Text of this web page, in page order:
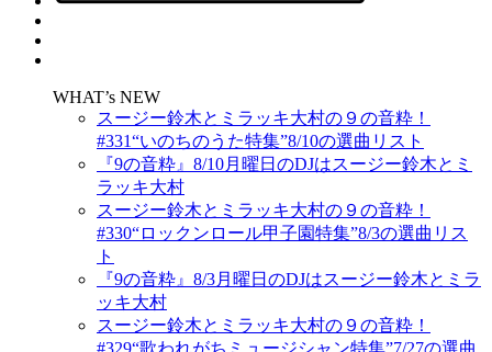
WHAT’s NEW
スージー鈴木とミラッキ大村の９の音粋！
#331“いのちのうた特集”8/10の選曲リスト
『9の音粋』8/10月曜日のDJはスージー鈴木とミ
ラッキ大村
スージー鈴木とミラッキ大村の９の音粋！
#330“ロックンロール甲子園特集”8/3の選曲リス
ト
『9の音粋』8/3月曜日のDJはスージー鈴木とミラ
ッキ大村
スージー鈴木とミラッキ大村の９の音粋！